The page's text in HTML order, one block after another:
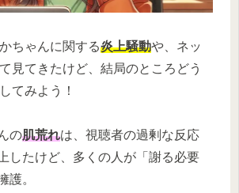
ちゃんに関する炎上騒動や、ネッ
見てきたけど、結局のところどう
てみよう！
の肌荒れは、視聴者の過剰な反応
したけど、多くの人が「謝る必要
護。